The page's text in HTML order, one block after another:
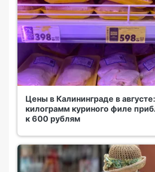
Цены в Калининграде в августе:
килограмм куриного филе
к 600 рублям